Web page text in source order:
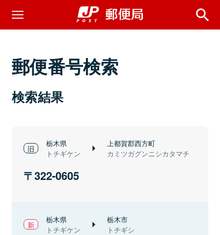
郵便番号検索
検索結果
栃木県
トチギケン
上都賀郡西方町
カミツガグンニシカタマチ
322-0605
栃木県
トチギケン
栃木市
トチギシ